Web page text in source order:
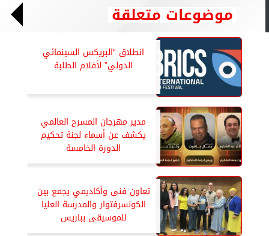
موضوعات متعلقة
انطلاق “البريكس السينمائي
الدولي” لأفلام الطلبة
مدير مهرجان المسرح العالمي
يكشف عن أسماء لجنة تحكيم
الدورة الخامسة
تعاون فنى وأكاديمي يجمع بين
الكونسرفتوار والمدرسة العليا
للموسيقى بباريس